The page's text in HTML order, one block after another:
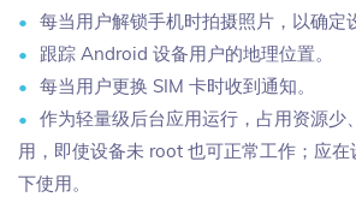
每当用户解锁手机时拍摄照片，以确定
跟踪 Android 设备用户的地理位置。
每当用户更换 SIM 卡时收到通知。
作为轻量级后台应用运行，占用资源少
用，即使设备未 root 也可正常工作；应在
下使用。